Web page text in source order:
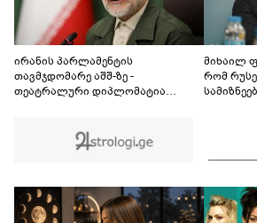
პატიმრობა
ირანის პარლამენტის
თავმჯდომარე აშშ-ზე -
თეატრალური დიპლომატია
თეატრი არ გვჭირდება
მიხაილ
რომ